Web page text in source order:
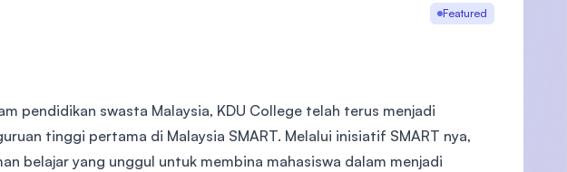
Featured
pendidikan swasta Malaysia, KDU College telah terus menjadi
tinggi pertama di Malaysia SMART. Melalui inisiatif SMART nya,
belajar yang unggul untuk membina mahasiswa dalam menjadi